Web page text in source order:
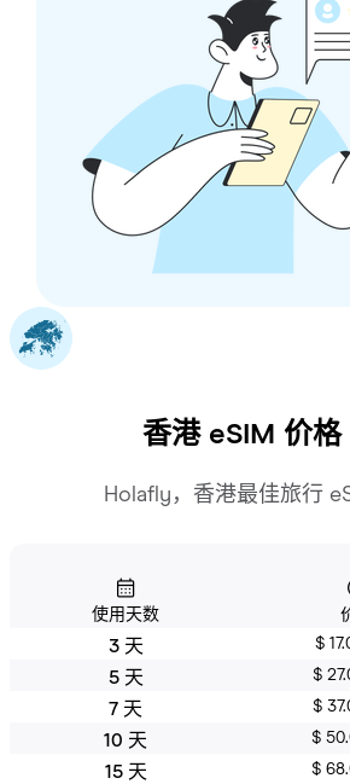
香港eSIM 价格
Holafly，香港最佳旅行
使用天数
3 天 $
5 天 $
7 天 $
10 天 $
15 天 $